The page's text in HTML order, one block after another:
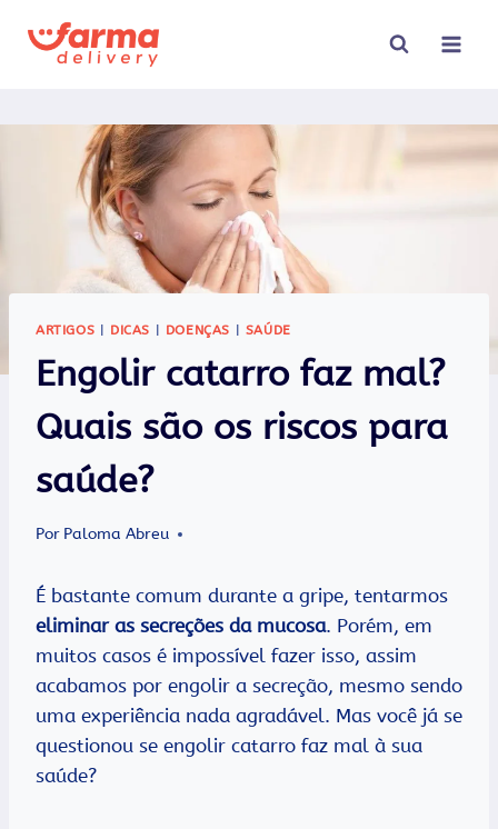
para
ARTIGOS DICAS DOENÇAS SAÚDE
Engolir catarro faz mal?
Quais são os riscos para
saúde?
Por Paloma Abreu
É bastante comum durante a gripe, tentarmos
eliminar as secreções da mucosa. Porém, em
muitos casos é impossível fazer isso, assim
acabamos por engolir a secreção, mesmo sendo
uma experiência nada agradável. Mas você já se
questionou se engolir catarro faz mal à sua
saúde?